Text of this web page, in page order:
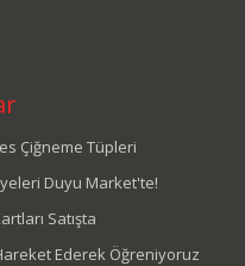
Çiğneme Tüpleri
Duyu Market'te!
Satışta
Ederek Öğreniyoruz